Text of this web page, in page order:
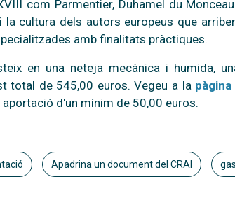
com Parmentier, Duhamel du
cultura dels autors europeus que
amb finalitats pràctiques.
en una neteja mecànica i humida,
total de 545,00 euros. Vegeu a la
d'un mínim de 50,00 euros.
Apadrina un document del CRAI